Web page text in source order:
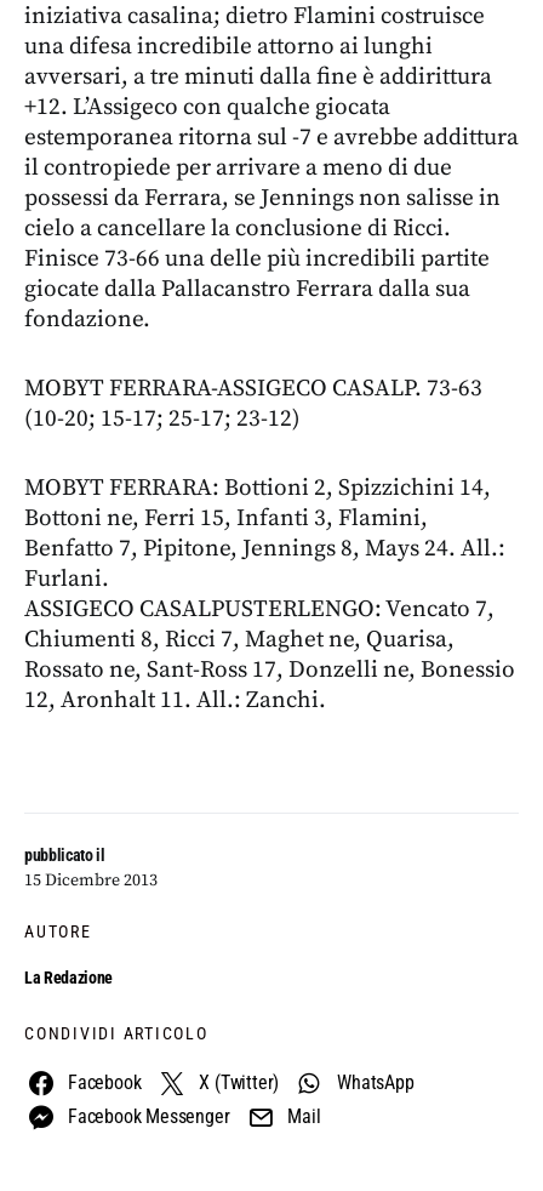
pubblicato il
15 Dicembre 2013
AUTORE
La Redazione
CONDIVIDI ARTICOLO
Facebook X (Twitter)
WhatsApp
Facebook Messenger
Mail
iniziativa casalina; dietro Flamini costruisce
una difesa incredibile attorno ai lunghi
avversari, a tre minuti dalla fine è addirittura
+12. L’Assigeco con qualche giocata
estemporanea ritorna sul -7 e avrebbe addittura
il contropiede per arrivare a meno di due
possessi da Ferrara, se Jennings non salisse in
cielo a cancellare la conclusione di Ricci.
Finisce 73-66 una delle più incredibili partite
giocate dalla Pallacanstro Ferrara dalla sua
fondazione.
MOBYT FERRARA-ASSIGECO CASALP. 73-63
(10-20; 15-17; 25-17; 23-12)
MOBYT FERRARA: Bottioni 2, Spizzichini 14,
Bottoni ne, Ferri 15, Infanti 3, Flamini,
Benfatto 7, Pipitone, Jennings 8, Mays 24. All.:
Furlani.
ASSIGECO CASALPUSTERLENGO: Vencato 7,
Chiumenti 8, Ricci 7, Maghet ne, Quarisa,
Rossato ne, Sant-Ross 17, Donzelli ne, Bonessio
12, Aronhalt 11. All.: Zanchi.